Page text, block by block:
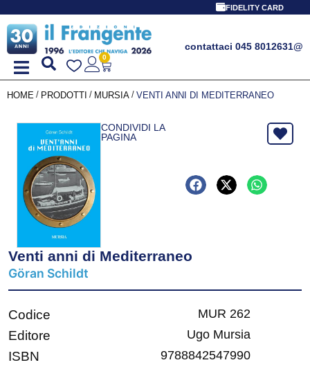
FIDELITY CARD
contattaci 045 8012631@
0
HOME / PRODOTTI / MURSIA / VENTI ANNI DI MEDITERRANEO
CONDIVIDI LA
PAGINA
Venti anni di Mediterraneo
Göran Schildt
Codice MUR 262
Editore Ugo Mursia
ISBN 9788842547990